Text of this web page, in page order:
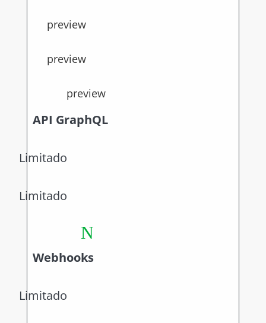
preview
preview
preview
API GraphQL
Limitado
Limitado
N
Webhooks
Limitado